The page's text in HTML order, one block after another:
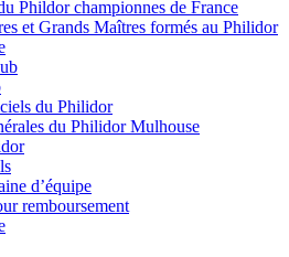
Phildor championnes de France
et Grands Maîtres formés au Philidor
du Philidor
du Philidor Mulhouse
d’équipe
remboursement